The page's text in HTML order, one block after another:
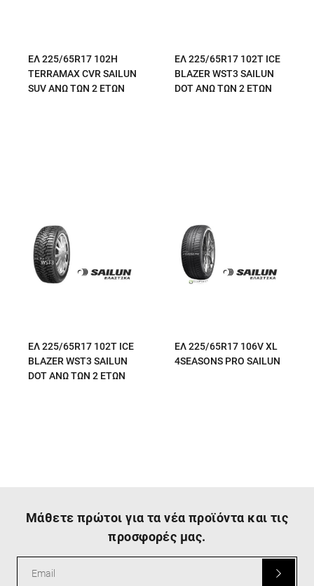
ΕΛ 225/65R17 102H
TERRAMAX CVR SAILUN
SUV ΑΝΩ ΤΩΝ 2 ΕΤΩΝ
ΕΛ 225/65R17 102T ICE
BLAZER WST3 SAILUN
DOT ΑΝΩ ΤΩΝ 2 ΕΤΩΝ
ΕΛ 225/65R17 102T ICE
BLAZER WST3 SAILUN
DOT ΑΝΩ ΤΩΝ 2 ΕΤΩΝ
ΕΛ 225/65R17 106V XL
4SEASONS PRO SAILUN
Μάθετε πρώτοι για τα νέα προϊόντα και τις
προσφορές μας.